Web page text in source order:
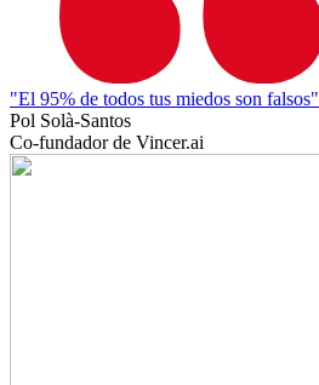
"El 95% de todos tus miedos son falsos"
Pol Solà-Santos
Co-fundador de Vincer.ai